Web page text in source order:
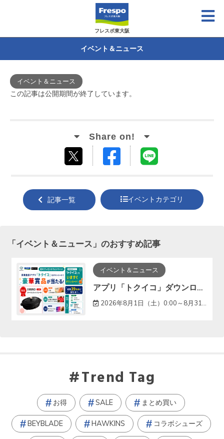
フレスポ東大阪
イベント＆ニュース
イベント＆ニュース
この記事は公開期間が終了しています。
する
Facebook
る
記事一覧 イベントカテゴリ
「イベント＆ニュース 」のおすすめ記事
イベント＆ニュース
アプリ「トクイコ」ダウンロードで豪華賞品が当たる！
2026年8月1日（土）0:00～8月31日（月）23:59
Trend Tag
お得 SALE まとめ買い
BEYBLADE HAWKINS コラボシューズ